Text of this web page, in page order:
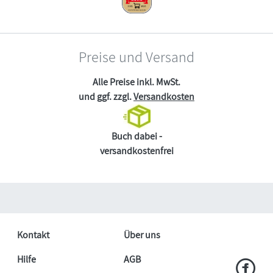
Preise und Versand
Alle Preise inkl. MwSt.
und ggf. zzgl.Versandkosten
Buch dabei -
versandkostenfrei
Kontakt
Über uns
Hilfe
AGB